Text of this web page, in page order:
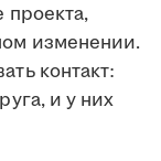
проекта,
изменении.
контакт:
и у них